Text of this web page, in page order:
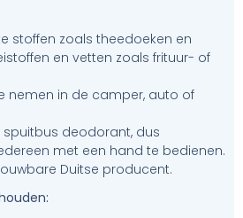
stoffen zoals theedoeken en
en vetten zoals frituur- of
nemen in de camper, auto of
spuitbus deodorant, dus
met een hand te bedienen.
Duitse producent.